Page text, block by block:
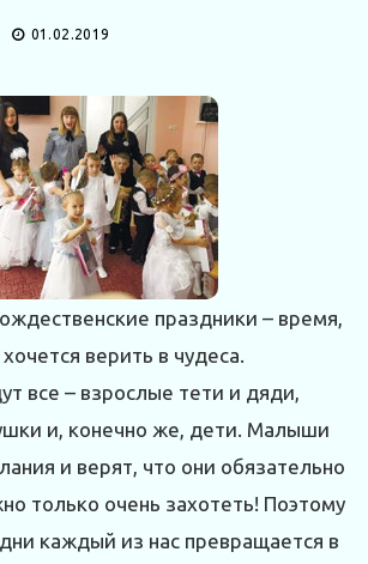
01.02.2019
праздники – время,
верить в чудеса.
все – взрослые тети и дяди,
и, конечно же, дети. Малыши
и верят, что они обязательно
только очень захотеть! Поэтому
каждый из нас превращается в